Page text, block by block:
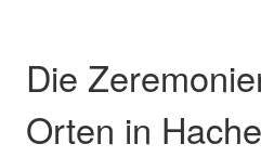
Die
Orten in